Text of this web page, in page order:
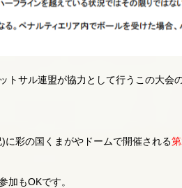
トサル連盟が協力として行うこの大会
彩の国くまがやドームで開催される
加もOKです。